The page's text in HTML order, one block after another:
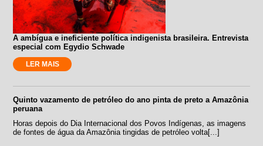
A ambígua e ineficiente política indigenista brasileira. Entrevista
especial com Egydio Schwade
LER MAIS
Quinto vazamento de petróleo do ano pinta de preto a Amazônia
peruana
Horas depois do Dia Internacional dos Povos Indígenas, as imagens
de fontes de água da Amazônia tingidas de petróleo volta[...]